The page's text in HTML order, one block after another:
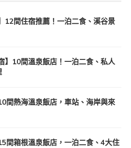
12間住宿推薦！一泊二食、溪谷景
】10間溫泉飯店！一泊二食、私人
間熱海溫泉飯店，車站、海岸與來
間箱根溫泉飯店，一泊二食、4大住